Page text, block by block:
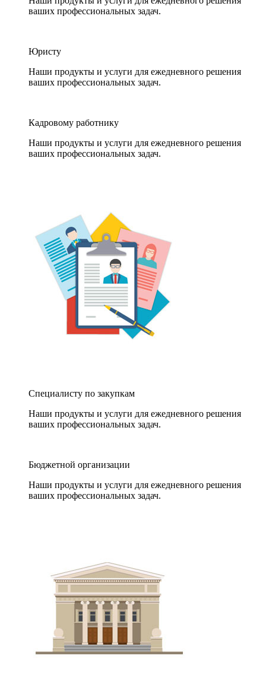
ваших профессиональных задач.
Юристу
Наши продукты и услуги для ежедневного решения
ваших профессиональных задач.
Кадровому работнику
Наши продукты и услуги для ежедневного решения
ваших профессиональных задач.
Специалисту по закупкам
Наши продукты и услуги для ежедневного решения
ваших профессиональных задач.
Бюджетной организации
Наши продукты и услуги для ежедневного решения
ваших профессиональных задач.